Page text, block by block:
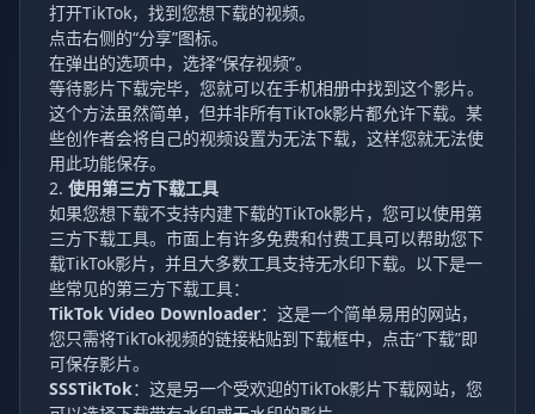
打开TikTok，找到您想下载的视频。
点击右侧的“分享”图标。
在弹出的选项中，选择“保存视频”。
等待影片下载完毕，您就可以在手机相册中找到这个影片。
这个方法虽然简单，但并非所有TikTok影片都允许下载。某
些创作者会将自己的视频设置为无法下载，这样您就无法使
用此功能保存。
2. 使用第三方下载工具
如果您想下载不支持内建下载的TikTok影片，您可以使用第
三方下载工具。市面上有许多免费和付费工具可以帮助您下
载TikTok影片，并且大多数工具支持无水印下载。以下是一
些常见的第三方下载工具：
TikTok Video Downloader：这是一个简单易用的网站，
您只需将TikTok视频的链接粘贴到下载框中，点击“下载”即
可保存影片。
SSSTikTok：这是另一个受欢迎的TikTok影片下载网站，您